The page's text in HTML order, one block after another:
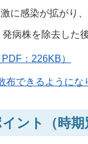
に感染が拡がり、
病株を除去した
：226KB）
布できるようにな
ント（時期